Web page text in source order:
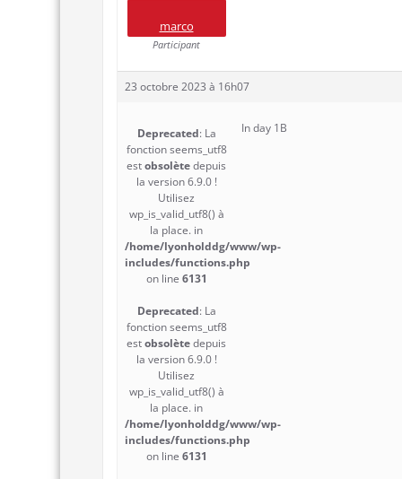
marco
Participant
23 octobre 2023 à 16h07
Deprecated: La
fonction seems_utf8
estobsolètedepuis
la version 6.9.0 !
Utilisez
wp_is_valid_utf8() à
la place. in
/home/lyonholddg/www/wp-
includes/functions.php
on line 6131
Deprecated: La
fonction seems_utf8
estobsolètedepuis
la version 6.9.0 !
Utilisez
wp_is_valid_utf8() à
la place. in
/home/lyonholddg/www/wp-
includes/functions.php
on line 6131
In day 1B